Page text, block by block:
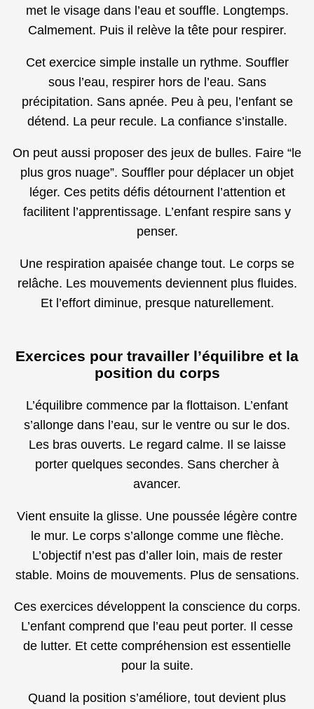
met le visage dans l’eau et souffle. Longtemps.
Calmement. Puis il relève la tête pour respirer.
Cet exercice simple installe un rythme. Souffler
sous l’eau, respirer hors de l’eau. Sans
précipitation. Sans apnée. Peu à peu, l’enfant se
détend. La peur recule. La confiance s’installe.
On peut aussi proposer des jeux de bulles. Faire “le
plus gros nuage”. Souffler pour déplacer un objet
léger. Ces petits défis détournent l’attention et
facilitent l’apprentissage. L’enfant respire sans y
penser.
Une respiration apaisée change tout. Le corps se
relâche. Les mouvements deviennent plus fluides.
Et l’effort diminue, presque naturellement.
Exercices pour travailler l’équilibre et la
position du corps
L’équilibre commence par la flottaison. L’enfant
s’allonge dans l’eau, sur le ventre ou sur le dos.
Les bras ouverts. Le regard calme. Il se laisse
porter quelques secondes. Sans chercher à
avancer.
Vient ensuite la glisse. Une poussée légère contre
le mur. Le corps s’allonge comme une flèche.
L’objectif n’est pas d’aller loin, mais de rester
stable. Moins de mouvements. Plus de sensations.
Ces exercices développent la conscience du corps.
L’enfant comprend que l’eau peut porter. Il cesse
de lutter. Et cette compréhension est essentielle
pour la suite.
Quand la position s’améliore, tout devient plus